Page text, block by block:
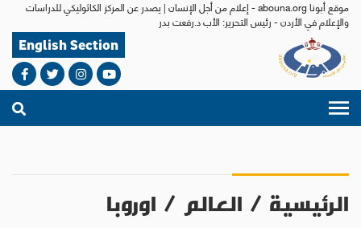
موقع أبونا abouna.org - إعلام من أجل الإنسان | يصدر عن المركز الكاثوليكي للدراسات
والإعلام في الأردن - رئيس التحرير: الأب د.رفعت بدر
English Section
الرئيسية / العالم / اوروبا